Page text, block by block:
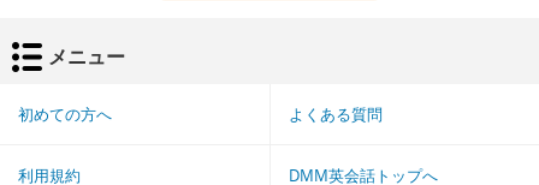
メニュー
初めての方へ よくある質問
利用規約 DMM英会話トップへ